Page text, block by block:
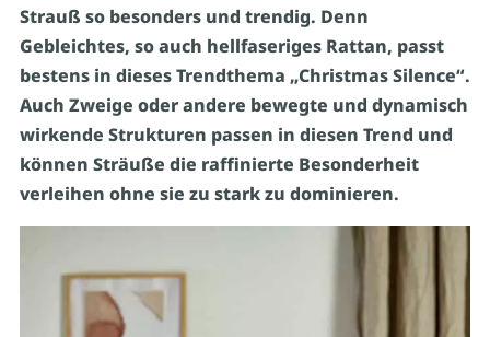
Strauß so besonders und trendig. Denn
Gebleichtes, so auch hellfaseriges Rattan, passt
bestens in dieses Trendthema „Christmas Silence“.
Auch Zweige oder andere bewegte und dynamisch
wirkende Strukturen passen in diesen Trend und
können Sträuße die raffinierte Besonderheit
verleihen ohne sie zu stark zu dominieren.